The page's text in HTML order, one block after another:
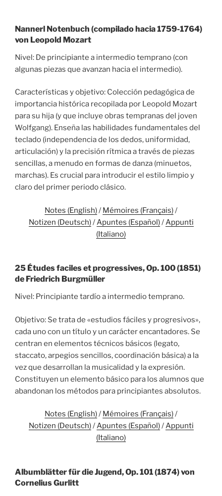
Nannerl Notenbuch (compilado hacia 1759-1764)
von Leopold Mozart
Nivel: De principiante a intermedio temprano (con
algunas piezas que avanzan hacia el intermedio).
Características y objetivo: Colección pedagógica de
importancia histórica recopilada por Leopold Mozart
para su hija (y que incluye obras tempranas del joven
Wolfgang). Enseña las habilidades fundamentales del
teclado (independencia de los dedos, uniformidad,
articulación) y la precisión rítmica a través de piezas
sencillas, a menudo en formas de danza (minuetos,
marchas). Es crucial para introducir el estilo limpio y
claro del primer periodo clásico.
Notes (English)/ Mémoires (Français)/
Notizen (Deutsch)/Apuntes (Español)/Appunti
(Italiano)
25 Études faciles et progressives, Op. 100 (1851)
de Friedrich Burgmüller
Nivel: Principiante tardío a intermedio temprano.
Objetivo: Se trata de «estudios fáciles y progresivos»,
cada uno con un título y un carácter encantadores. Se
centran en elementos técnicos básicos (legato,
staccato, arpegios sencillos, coordinación básica) a la
vez que desarrollan la musicalidad y la expresión.
Constituyen un elemento básico para los alumnos que
abandonan los métodos para principiantes absolutos.
Notes (English)/ Mémoires (Français)/
Notizen (Deutsch)/Apuntes (Español)/Appunti
(Italiano)
Albumblätter für die Jugend, Op. 101 (1874) von
Cornelius Gurlitt